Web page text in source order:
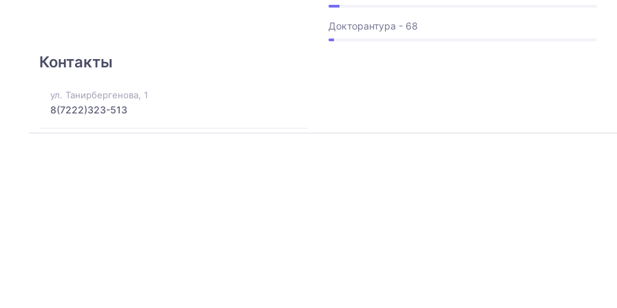
Докторантура - 68
Контакты
ул. Танирбергенова, 1
8(7222)323-513